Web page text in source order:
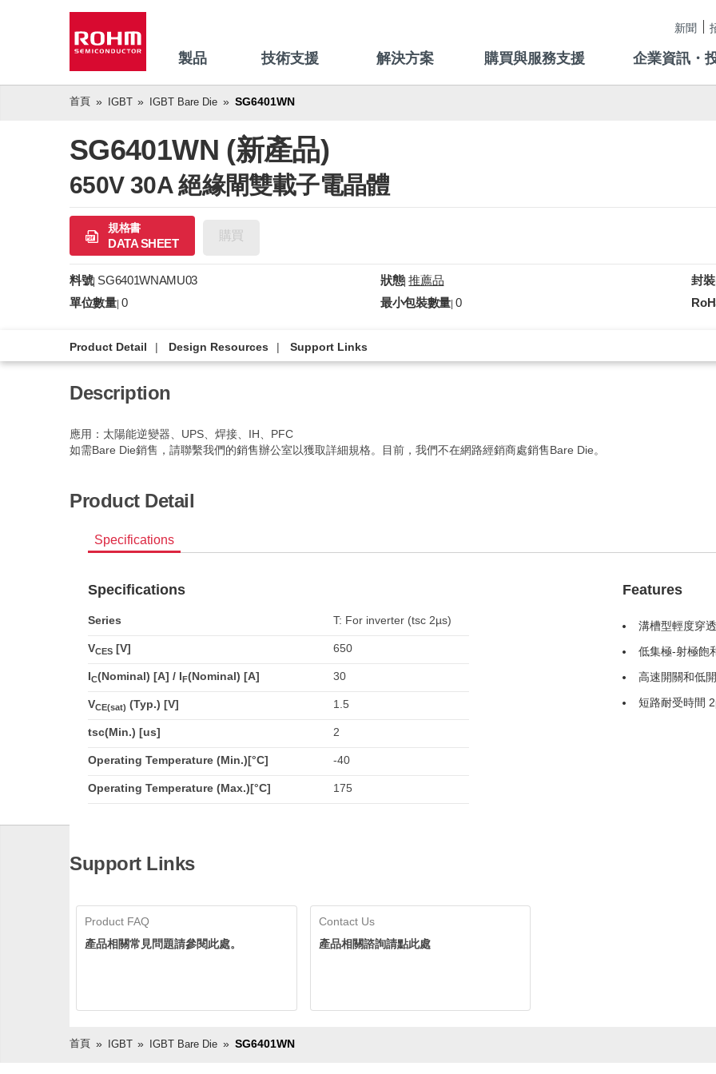
新聞
製品 技術支援 解決方案 購買與服務支援 企業資訊・
首頁 IGBT IGBT Bare Die SG6401WN
SG6401WN (新產品)
650V 30A 絕緣閘雙載子電晶體
規格書
DATA SHEET
購買
料號| SG6401WNAMU03 狀態|推薦品 封裝|
單位數量| 0 最小包裝數量 |0
Product Detail Design Resources Support Links
Description
應用：太陽能逆變器、UPS、焊接、IH、PFC
如需Bare Die銷售，請聯繫我們的銷售辦公室以獲取詳細規格。目前，我們不在網路經銷商處銷售Bare Die。
Product Detail
Specifications
Specifications
Series T: For inverter (tsc 2µs)
VCES [V] 650
IC(Nominal) [A] / IF(Nominal) [A] 30
VCE(sat) (Typ.) [V] 1.5
tsc(Min.) [us] 2
Operating Temperature (Min.)[°C] -40
Operating Temperature (Max.)[°C] 175
Features
溝槽型輕度穿
低集極-射極飽
高速開關和低
短路耐受時間
Support Links
Product FAQ
產品相關常見問題請參閱此處。
Contact Us
產品相關諮詢請點此處
首頁 IGBT IGBT Bare Die SG6401WN